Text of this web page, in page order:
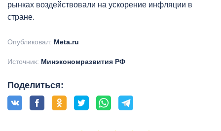
рынках воздействовали на ускорение инфляции в
стране.
Опубликовал: Meta.ru
Источник: Минэкономразвития РФ
Поделиться: